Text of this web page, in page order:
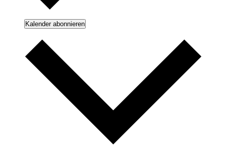
Kalender abonnieren